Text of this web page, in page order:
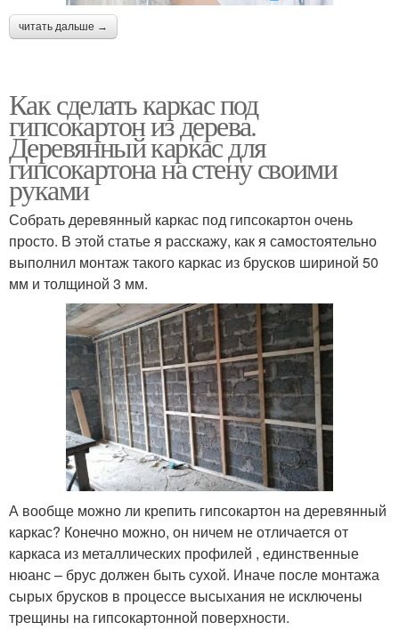
читать дальше →
Как сделать каркас под
гипсокартон из дерева.
Деревянный каркас для
гипсокартона на стену своими
руками
Собрать деревянный каркас под гипсокартон очень
просто. В этой статье я расскажу, как я самостоятельно
выполнил монтаж такого каркас из брусков шириной 50
мм и толщиной 3 мм.
А вообще можно ли крепить гипсокартон на деревянный
каркас? Конечно можно, он ничем не отличается от
каркаса из металлических профилей , единственные
нюанс – брус должен быть сухой. Иначе после монтажа
сырых брусков в процессе высыхания не исключены
трещины на гипсокартонной поверхности.